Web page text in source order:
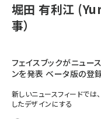
堀田 有利江
事）
フェイスブックがニュー
ンを発表 ベータ版の登
新しいニュースフィードでは
したデザインにする